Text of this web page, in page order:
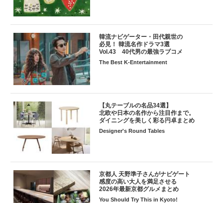
韓流ナビゲーター・田代親世の
必見！ 韓流名作ドラマ3選
Vol.43 40代男の最強ラブコメ
The Best K-Entertainment
【丸テーブルの名品34選】
北欧や日本の名作から注目作まで。
ダイニングを美しく彩る円卓まとめ
Designer's Round Tables
京都人 天野準子さんがナビゲート
感度の高い大人を満足させる
2026年最新京都グルメまとめ
You Should Try This in Kyoto!